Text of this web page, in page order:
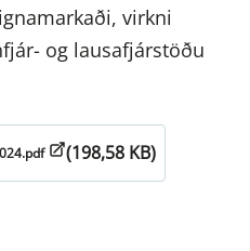
virkni
og lausafjárstöðu
(198,58 KB)